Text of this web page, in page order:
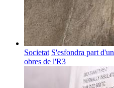
Societat S'esfondra part
obres de l'R3